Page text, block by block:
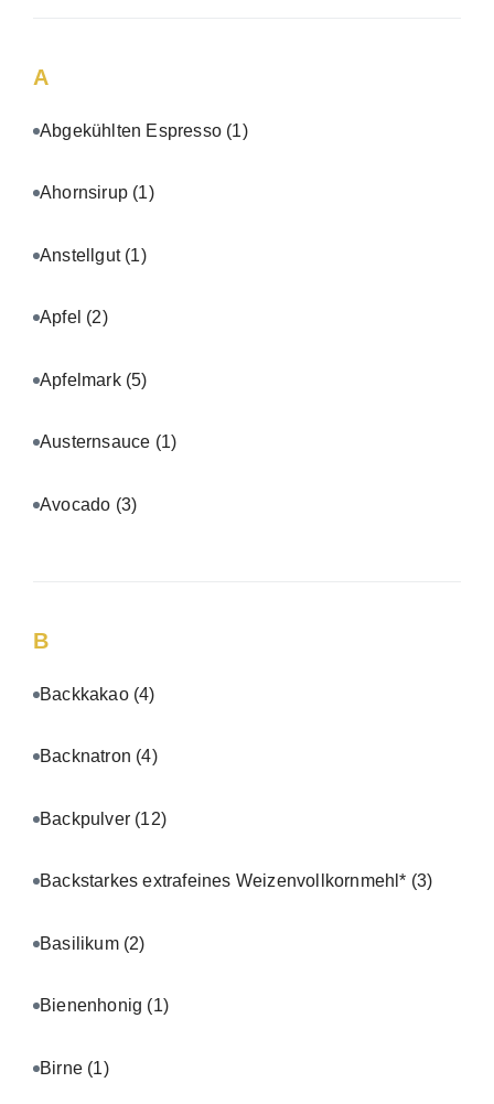
A
Abgekühlten Espresso (1)
Ahornsirup (1)
Anstellgut (1)
Apfel (2)
Apfelmark (5)
Austernsauce (1)
Avocado (3)
B
Backkakao (4)
Backnatron (4)
Backpulver (12)
Backstarkes extrafeines Weizenvollkornmehl* (3)
Basilikum (2)
Bienenhonig (1)
Birne (1)